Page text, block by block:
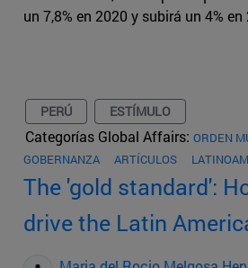
un 7,8% en 2020 y subirá un 4% en
PERÚ ESTÍMULO
Categorías Global Affairs: ORDEN
GOBERNANZA
ARTÍCULOS
The 'gold standard':
drive the Latin